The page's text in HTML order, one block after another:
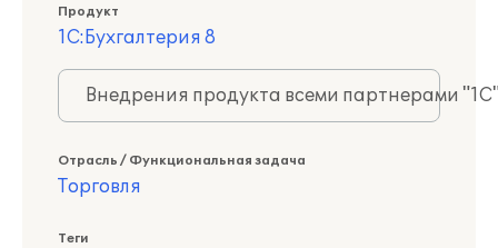
Продукт
1С:Бухгалтерия 8
Внедрения продукта всеми партнерами
Отрасль / Функциональная задача
Торговля
Теги